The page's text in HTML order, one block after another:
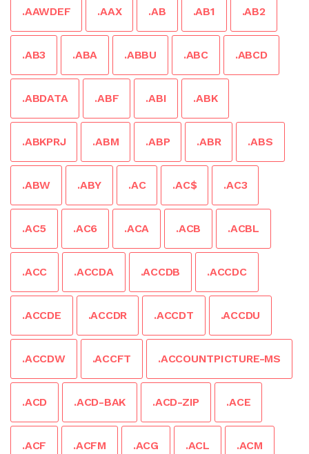
.AAWDEF .AAX .AB .AB1 .AB2
.AB3 .ABA .ABBU .ABC .ABCD
.ABDATA .ABF .ABI .ABK
.ABKPRJ .ABM .ABP .ABR .ABS
.ABW .ABY .AC .AC$ .AC3
.AC5 .AC6 .ACA .ACB .ACBL
.ACC .ACCDA .ACCDB .ACCDC
.ACCDE .ACCDR .ACCDT .ACCDU
.ACCDW .ACCFT .ACCOUNTPICTURE-MS
.ACD .ACD-BAK .ACD-ZIP .ACE
.ACF .ACFM .ACG .ACL .ACM